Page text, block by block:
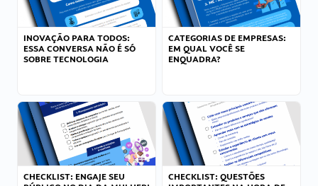
INOVAÇÃO PARA TODOS:
ESSA CONVERSA NÃO É SÓ
SOBRE TECNOLOGIA
CATEGORIAS DE EMPRESAS:
EM QUAL VOCÊ SE
ENQUADRA?
CHECKLIST: ENGAJE SEU
CHECKLIST: QUESTÕES